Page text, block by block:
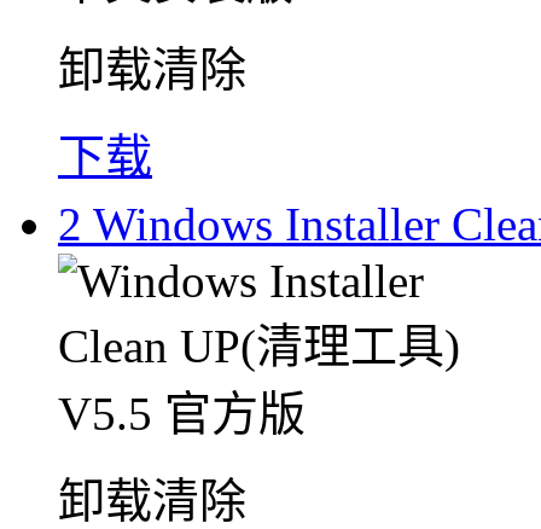
卸载清除
下载
2 Windows Installer
卸载清除